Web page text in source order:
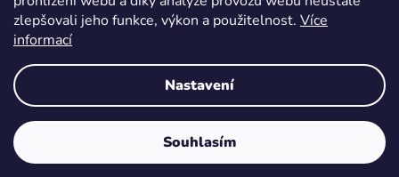
zlepšovali jeho funkce, výkon a použitelnost. Více
informací
Nastavení
Souhlasím
Vyhledávání
HLEDAT
Vytvořil Shoptet
Copyright 2026Pokemon4U. Všechna práva vyhrazena.